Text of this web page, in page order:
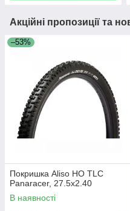
Акційні пропозиції та
–53%
Покришка Aliso HO TLC
Panaracer, 27.5x2.40
В наявності